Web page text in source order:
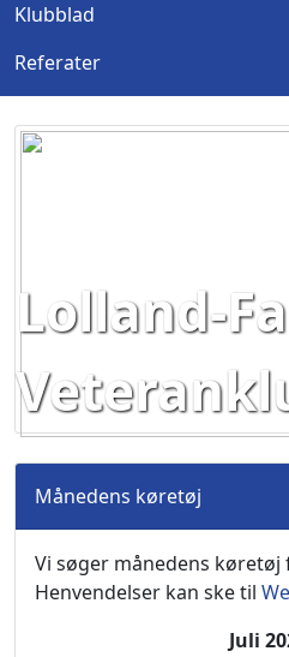
Klubblad
Referater
Lolland-
Månedens køretøj
Vi søger månedens
Henvendelser kan ske til
Juli